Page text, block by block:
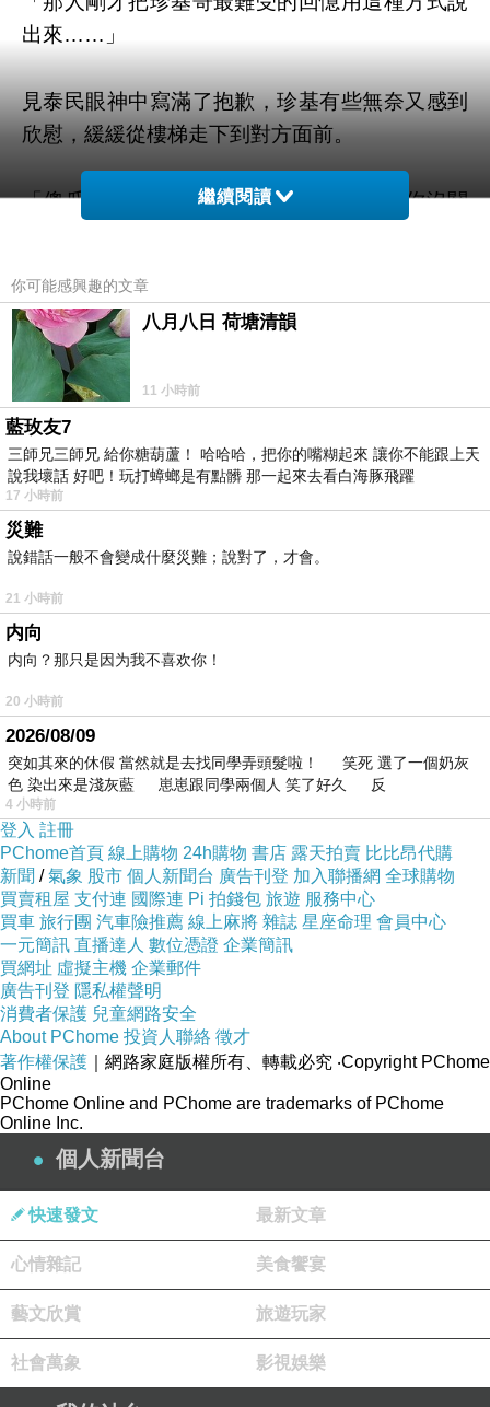
出來…… 」
見泰民眼神中寫滿了抱歉，珍基有些無奈又感到
欣慰，緩緩從樓梯走下到對方面前。
「傻瓜，你為什麼要替珉豪道歉呢？這和你沒關
「況且你剛才不是也幫我出氣了嗎，泰民啊你那
時候真帥，珉豪被你說的啞口無言呢。」
原本還有些擔心珍基後面的話，但一聽是這樣的
稱讚才鬆了口氣，輕輕一笑沒有再說些什麼。
「哥，我先回房了，你也早點休息吧。」
撐起一抹笑容仍掩蓋不了倦容，或許這兩年下來
早已習慣泰民這種強顏歡笑，可是今天呢？今天
所擠出的笑容又是以什麼樣的心態呢？
從見到珉豪第一眼的慌張到後來的沉著應付，在
他的心裡到底承受多少情緒與痛苦呢？
「泰民啊……」
「嗯？」
望著泰民成熟許多的面容，珍基心疼在這該是青
春年華、追逐夢想的年紀，卻比其他人承受更多
不該是這時候必須面對的事情。
「你…還好嗎？」心中有無數的疑問想說出口，
也許是因為害怕聽見自己無法承受的的回應，也
可能只是不希望再增添對方心裡的壓力，最終只
是簡短的問候。
如此平常不過的詢問，泰民內心所壓抑的龐大情
緒就像是得到了一絲救贖，在狂風暴雨的大海中
抓到浮木般不禁紅了眼眶。低下去的頭是為了掩
飾那出賣自己在眼眶打轉的淚水，湧上心頭的情
緒帶著哽咽的鼻音搖搖頭。
繼續閱讀
你可能感興趣的文章
八月八日 荷塘清韻
11 小時前
藍玫友7
三師兄三師兄 給你糖葫蘆！ 哈哈哈，把你的嘴糊起來 讓你不能跟上天
說我壞話 好吧！玩打蟑螂是有點髒 那一起來去看白海豚飛躍
17 小時前
災難
說錯話一般不會變成什麼災難；說對了，才會。
21 小時前
内向
内向？那只是因为我不喜欢你！
20 小時前
2026/08/09
突如其來的休假 當然就是去找同學弄頭髮啦！ 笑死 選了一個奶灰
色 染出來是淺灰藍 崽崽跟同學兩個人 笑了好久 反
4 小時前
登入 註冊
PChome首頁 線上購物 24h購物 書店 露天拍賣 比比昂代購
新聞 /氣象 股市 個人新聞台 廣告刊登 加入聯播網 全球購物
買賣租屋 支付連 國際連 Pi 拍錢包 旅遊 服務中心
買車 旅行團 汽車險推薦 線上麻將 雜誌 星座命理 會員中心
一元簡訊 直播達人 數位憑證 企業簡訊
買網址 虛擬主機 企業郵件
廣告刊登 隱私權聲明
消費者保護 兒童網路安全
About PChome 投資人聯絡 徵才
著作權保護 ｜網路家庭版權所有、轉載必究 ‧Copyright PChome
Online
PChome Online and PChome are trademarks of PChome
Online Inc.
個人新聞台
快速發文 最新文章
心情雜記 美食饗宴
藝文欣賞 旅遊玩家
社會萬象 影視娛樂